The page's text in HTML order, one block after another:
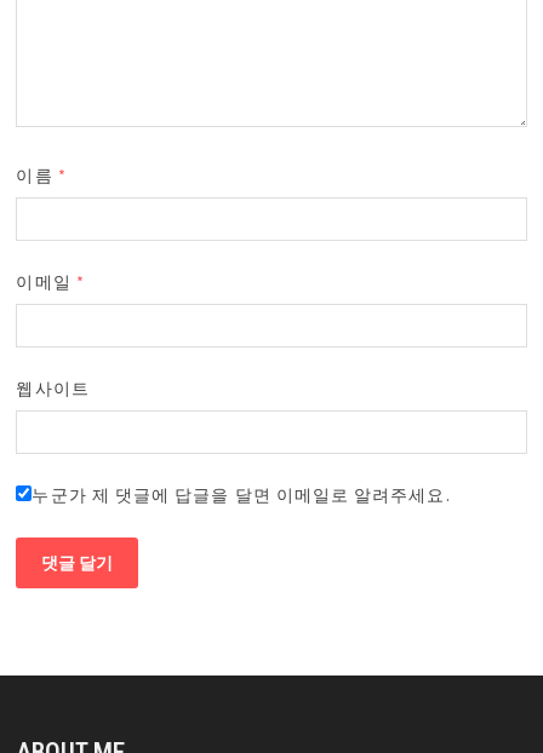
이름 *
이메일 *
웹사이트
누군가 제 댓글에 답글을 달면 이메일로 알려주세요.